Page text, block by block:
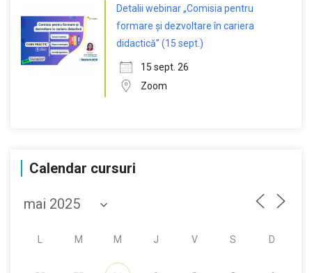
Detalii webinar „Comisia pentru
formare și dezvoltare în cariera
didactică” (15 sept.)
15 sept. 26
Zoom
Calendar cursuri
M M J V S D